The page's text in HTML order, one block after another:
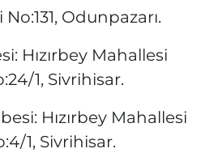
Odunpazarı.
Hızırbey Mahallesi
1, Sivrihisar.
Hızırbey Mahallesi
1, Sivrihisar.